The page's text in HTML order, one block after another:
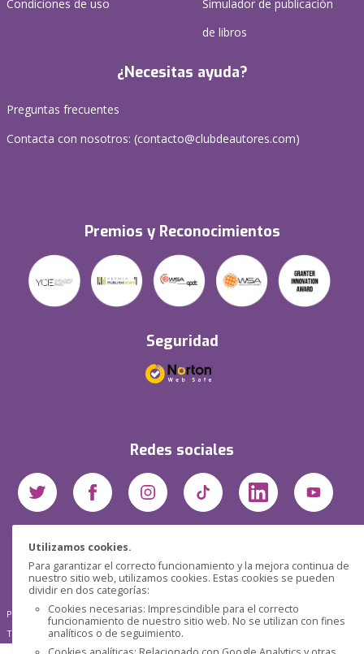
Utilizamos cookies.
Para garantizar el correcto funcionamiento y la mejora continua de
nuestro sitio web, utilizamos cookies. Estas cookies se pueden
dividir en dos categorías:
Cookies necesarias: Imprescindible para el correcto
funcionamiento de nuestro sitio web. No se utilizan con fines
analíticos o de seguimiento.
Condiciones de uso
Simulador de publicación
de libros
¿Necesitas ayuda?
Preguntas frecuentes
Contacta con nosotros: (contacto@clubdeautores.com)
Premios y Reconocimientos
Seguridad
Redes sociales
Pensática Lda., Número de Identificação Fiscal 517215560
Travessa de São Pedro, n° 8 - Lisboa - Portugal 1200-432